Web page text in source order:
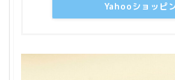
Yahooショッピ